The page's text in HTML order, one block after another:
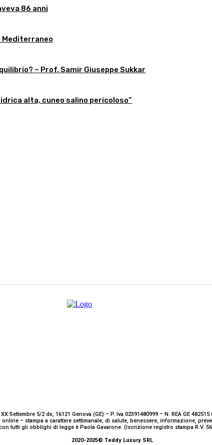
86 anni
Mediterraneo
– Prof. Samir Giuseppe Sukkar
alta, cuneo salino pericoloso”
Settembre 5/2 dx, 16121 Genova (GE) – P. Iva 02391480999 – N. REA GE
– stampa a carattere settimanale, di salute, benessere, informazione,
tutti gli obblighi di legge è Paola Gavarone. (Iscrizione registro stampa R.V.
2020-2025© Teddy Luxury SRL